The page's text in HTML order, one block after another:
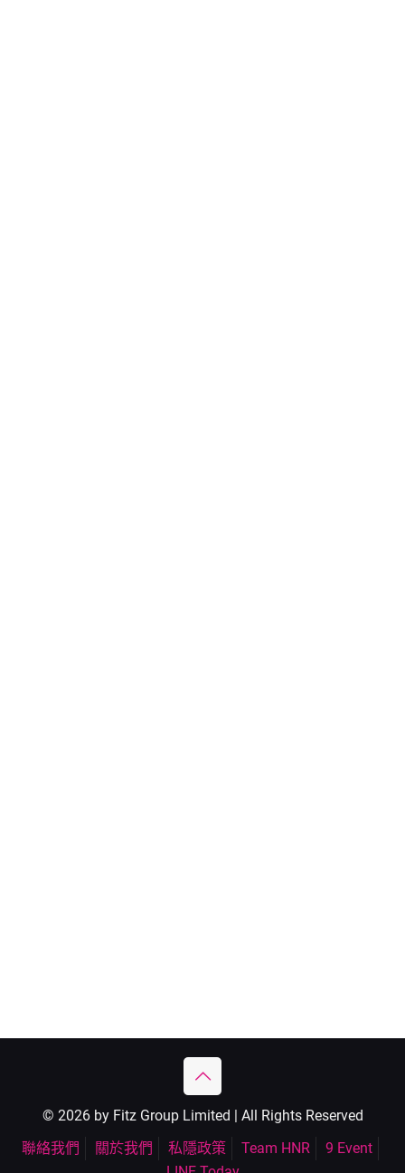
© 2026 by Fitz Group Limited | All Rights Reserved
聯絡我們
關於我們 私隱政策 Team HNR
9 Event